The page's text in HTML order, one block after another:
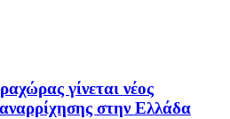
γίνεται νέος
στην Ελλάδα